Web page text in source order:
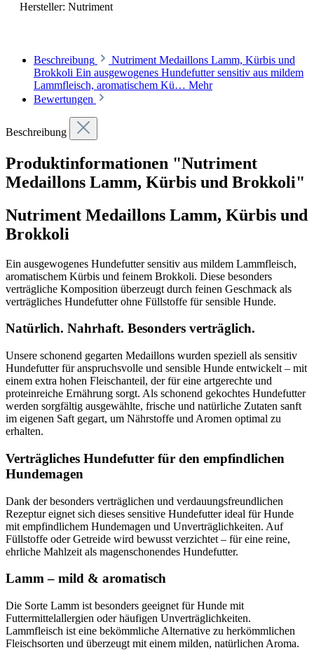
Hersteller: Nutriment
Beschreibung
Nutriment Medaillons Lamm, Kürbis und
Brokkoli Ein ausgewogenes Hundefutter sensitiv aus mildem
Lammfleisch, aromatischem Kü… Mehr
Bewertungen
Beschreibung
Produktinformationen "Nutriment
Medaillons Lamm, Kürbis und Brokkoli"
Nutriment Medaillons Lamm, Kürbis und
Brokkoli
Ein ausgewogenes Hundefutter sensitiv aus mildem Lammfleisch,
aromatischem Kürbis und feinem Brokkoli. Diese besonders
verträgliche Komposition überzeugt durch feinen Geschmack als
verträgliches Hundefutter ohne Füllstoffe für sensible Hunde.
Natürlich. Nahrhaft. Besonders verträglich.
Unsere schonend gegarten Medaillons wurden speziell als sensitiv
Hundefutter für anspruchsvolle und sensible Hunde entwickelt – mit
einem extra hohen Fleischanteil, der für eine artgerechte und
proteinreiche Ernährung sorgt. Als schonend gekochtes Hundefutter
werden sorgfältig ausgewählte, frische und natürliche Zutaten sanft
im eigenen Saft gegart, um Nährstoffe und Aromen optimal zu
erhalten.
Verträgliches Hundefutter für den empfindlichen
Hundemagen
Dank der besonders verträglichen und verdauungsfreundlichen
Rezeptur eignet sich dieses sensitive Hundefutter ideal für Hunde
mit empfindlichem Hundemagen und Unverträglichkeiten. Auf
Füllstoffe oder Getreide wird bewusst verzichtet – für eine reine,
ehrliche Mahlzeit als magenschonendes Hundefutter.
Lamm – mild & aromatisch
Die Sorte Lamm ist besonders geeignet für Hunde mit
Futtermittelallergien oder häufigen Unverträglichkeiten.
Lammfleisch ist eine bekömmliche Alternative zu herkömmlichen
Fleischsorten und überzeugt mit einem milden, natürlichen Aroma.